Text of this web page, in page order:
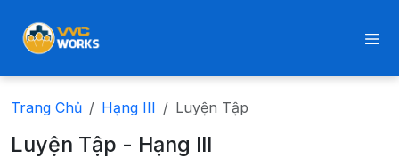
Trang Chủ Hạng III Luyện Tập
Luyện Tập - Hạng III